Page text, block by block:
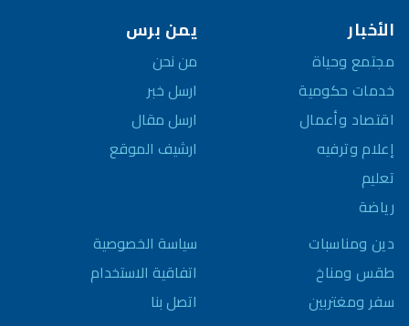
الأخبار
مجتمع وحياة
خدمات حكومية
اقتصاد وأعمال
إعلام وترفيه
تعليم
رياضة
دين ومناسبات
طقس ومناخ
سفر ومغتربين
يمن برس
من نحن
ارسل خبر
ارسل مقال
ارشيف الموقع
سياسة الخصوصية
اتفاقية الاستخدام
اتصل بنا